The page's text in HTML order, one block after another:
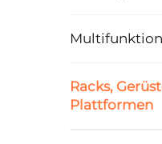
Racks,
Plattformen